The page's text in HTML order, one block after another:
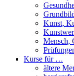
Kunst,
Mensch,
Kurse für …
ältere